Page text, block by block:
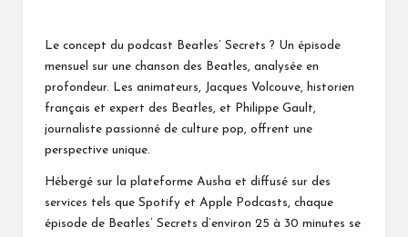
Le concept du podcast Beatles’ Secrets ? Un épisode
mensuel sur une chanson des Beatles, analysée en
profondeur. Les animateurs, Jacques Volcouve, historien
français et expert des Beatles, et Philippe Gault,
journaliste passionné de culture pop, offrent une
perspective unique.
Hébergé sur la plateforme Ausha et diffusé sur des
services tels que Spotify et Apple Podcasts, chaque
épisode de Beatles’ Secrets d’environ 25 à 30 minutes se